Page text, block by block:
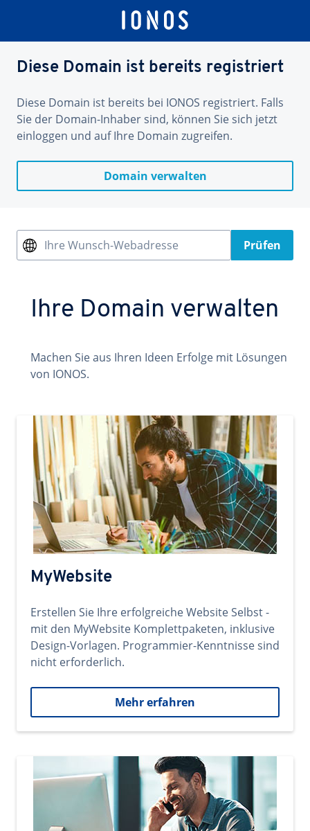
Diese Domain ist bereits registriert
Diese Domain ist bereits bei IONOS registriert. Falls
Sie der Domain-Inhaber sind, können Sie sich jetzt
einloggen und auf Ihre Domain zugreifen.
Domain verwalten
Ihre Wunsch-Webadresse Prüfen
Ihre Domain verwalten
Machen Sie aus Ihren Ideen Erfolge mit Lösungen
von IONOS.
MyWebsite
Erstellen Sie Ihre erfolgreiche Website Selbst -
mit den MyWebsite Komplettpaketen, inklusive
Design-Vorlagen. Programmier-Kenntnisse sind
nicht erforderlich.
Mehr erfahren